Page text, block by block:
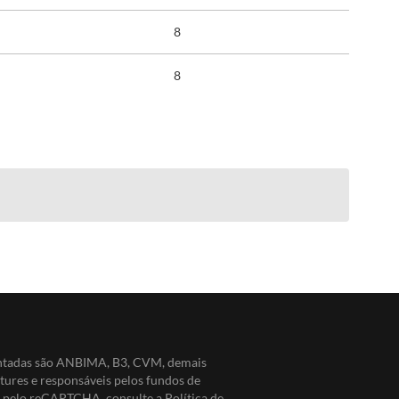
8
8
são ANBIMA, B3, CVM, demais
e responsáveis pelos fundos de